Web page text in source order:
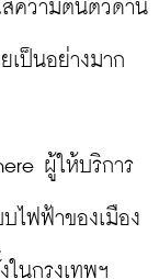
ความตื่นตัวด้าน
เป็นอย่างมาก
ผู้ให้บริการ
ไฟฟ้าของเมือง
นกรุงเทพฯ